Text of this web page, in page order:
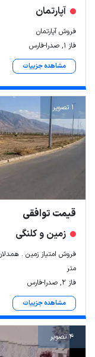
آپارتمان
فروش آپارتمان
فاز ۱, صدرا-فارس
مشاهده جزییات
1 تصویر
قیمت توافقی
زمین و کلنگی
متر
فاز ۲, صدرا-فارس
مشاهده جزییات
4 تصویر